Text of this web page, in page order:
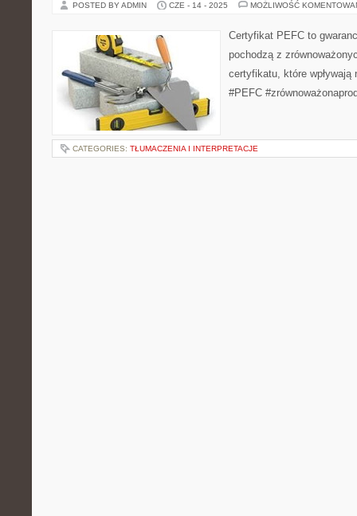
POSTED BY ADMIN CZE - 14 - 2025 MOŻLIWOŚĆ
Certyfikat PEFC to
pochodzą z
certyfikatu, które
#PEFC
CATEGORIES: TŁUMACZENIA I INTERPRETACJE